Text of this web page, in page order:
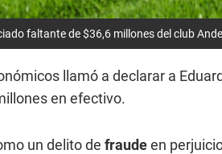
faltante de $36,6 millones del club
llamó a declarar a
en efectivo.
un delito de fraudeen